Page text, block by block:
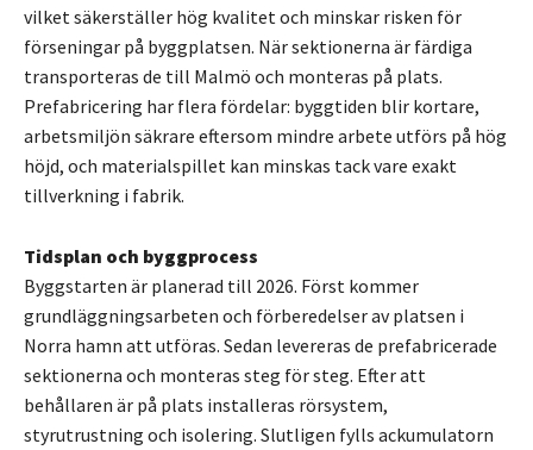
vilket säkerställer hög kvalitet och minskar risken för
förseningar på byggplatsen. När sektionerna är färdiga
transporteras de till Malmö och monteras på plats.
Prefabricering har flera fördelar: byggtiden blir kortare,
arbetsmiljön säkrare eftersom mindre arbete utförs på hög
höjd, och materialspillet kan minskas tack vare exakt
tillverkning i fabrik.
Tidsplan och byggprocess
Byggstarten är planerad till 2026. Först kommer
grundläggningsarbeten och förberedelser av platsen i
Norra hamn att utföras. Sedan levereras de prefabricerade
sektionerna och monteras steg för steg. Efter att
behållaren är på plats installeras rörsystem,
styrutrustning och isolering. Slutligen fylls ackumulatorn